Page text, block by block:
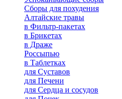
Сборы для похудения
Алтайские травы
в Фильтр-пакетах
в Брикетах
в Драже
Россыпью
в Таблетках
для Cуставов
для Печени
для Сердца и сосудов